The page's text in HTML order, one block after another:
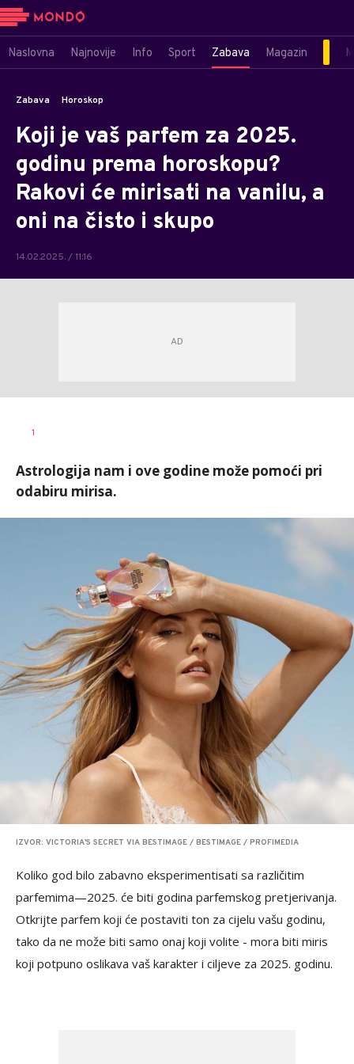
Naslovna Najnovije Info Sport Zabava Magazin
Zabava Horoskop
Koji je vaš parfem za 2025.
godinu prema horoskopu?
Rakovi će mirisati na vanilu, a
oni na čisto i skupo
14.02.2025. / 11:16
AUTOR
1
Astrologija nam i ove godine može pomoći pri
odabiru mirisa.
IZVOR: VICTORIA'S SECRET VIA BESTIMAGE / BESTIMAGE / PROFIMEDIA
Koliko god bilo zabavno eksperimentisati sa različitim
parfemima—2025. će biti godina parfemskog pretjerivanja.
Otkrijte parfem koji će postaviti ton za cijelu vašu godinu,
tako da ne može biti samo onaj koji volite - mora biti miris
koji potpuno oslikava vaš karakter i ciljeve za 2025. godinu.